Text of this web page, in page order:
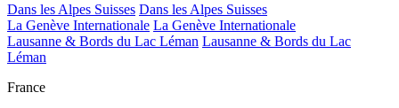
Dans les Alpes Suisses Dans les Alpes Suisses
La Genève Internationale La Genève Internationale
Lausanne & Bords du Lac Léman Lausanne & Bords du Lac
Léman
France